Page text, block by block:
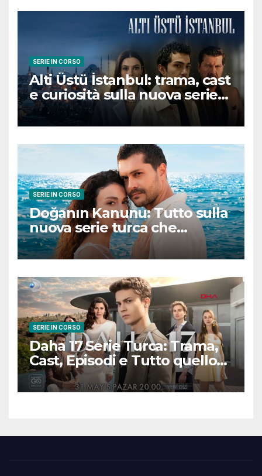
SERIE IN CORSO
Alti Üstü İstanbul: trama, cast
e curiosità sulla nuova serie
turca ambientata a Ziyanker
SERIE IN CORSO
Doğanın Kanunu: Tutto sulla
nuova serie turca che
promette emozioni e colpi di
scena
SERIE IN CORSO
Daha 17 Serie Turca: Trama,
Cast, Episodi e Tutto quello
che Devi Sapere